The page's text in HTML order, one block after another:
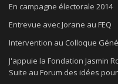
En campagne électorale 2014
Entrevue avec Jorane au FEQ
Intervention au Colloque
J'appuie la Fondation Jasmin
Suite au Forum des idées